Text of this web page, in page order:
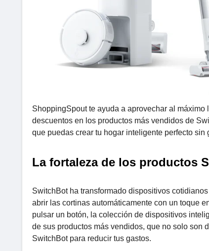
ShoppingSpout te ayuda a aprovechar al
descuentos en los productos más vendidos de
que puedas crear tu hogar inteligente perfecto sin
La fortaleza de los productos
SwitchBot ha transformado dispositivos
abrir las cortinas automáticamente con un toque
pulsar un botón, la colección de dispositivos
de sus productos más vendidos, que no solo son
SwitchBot para reducir tus gastos.